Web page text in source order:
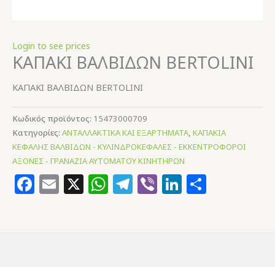
Login to see prices
ΚΑΠΑΚΙ ΒΑΛΒΙΔΩΝ BERTOLINI
ΚΑΠΑΚΙ ΒΑΛΒΙΔΩΝ BERTOLINI
Κωδικός προϊόντος: 15473000709
Κατηγορίες: ΑΝΤΑΛΛΑΚΤΙΚΑ ΚΑΙ ΕΞΑΡΤΗΜΑΤΑ, ΚΑΠΑΚΙΑ
ΚΕΦΑΛΗΣ ΒΑΛΒΙΔΩΝ - ΚΥΛΙΝΔΡΟΚΕΦΑΛΕΣ - ΕΚΚΕΝΤΡΟΦΟΡΟΙ
ΑΞΟΝΕΣ - ΓΡΑΝΑΖΙΑ ΑΥΤΟΜΑΤΟΥ ΚΙΝΗΤΗΡΩΝ
Facebook
Email
X WhatsApp
Telegram
ViberLinkedIn